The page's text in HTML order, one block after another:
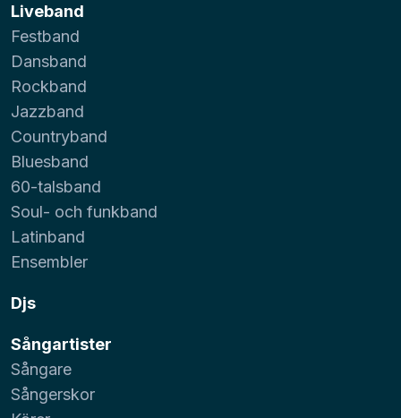
Liveband
Festband
Dansband
Rockband
Jazzband
Countryband
Bluesband
60-talsband
Soul- och funkband
Latinband
Ensembler
Djs
Sångartister
Sångare
Sångerskor